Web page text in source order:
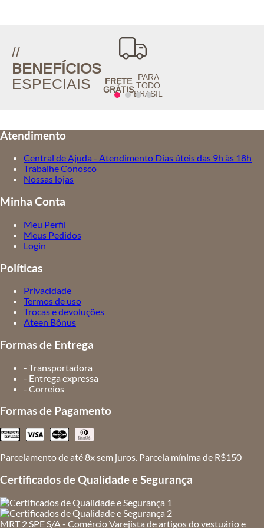
//
BENEFÍCIOS
ESPECIAIS
FRETE
GRÁTIS
PARA
TODO
BRASIL
Atendimento
Central de Ajuda - Atendimento Dias úteis das 9h às 18h
Trabalhe Conosco
Nossas lojas
Minha Conta
Meu Perfil
Meus Pedidos
Login
Políticas
Privacidade
Termos de uso
Trocas e devoluções
Ateen Bônus
Formas de Entrega
- Transportadora
- Entrega expressa
- Correios
Formas de Pagamento
Parcelamento de até 8x sem juros. Parcela mínima de R$150
Certificados de Qualidade e Segurança
MRT 2 SPE S/A - Comércio Varejista de artigos do vestuário e